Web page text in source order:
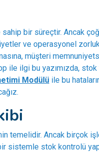
bir süreçtir. Ancak
ve operasyonel
müşteri
ile ilgi bu yazımızda,
Modülü ile bu
temelidir. Ancak birçok
sistemle stok kontrolü